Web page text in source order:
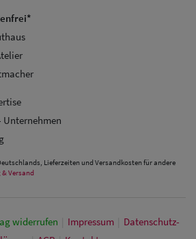
Unternehmen
Lieferzeiten und Versandkosten für andere
Versand
widerrufen Impressum
Daten­schutz­